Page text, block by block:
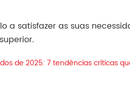
satisfazer as suas
de 2025: 7 tendências críticas